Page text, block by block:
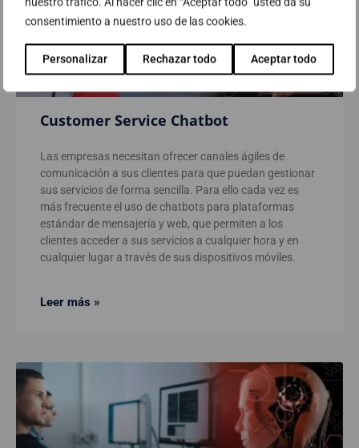
consentimiento a nuestro uso de las cookies.
Personalizar Rechazar todo Aceptar todo
Customer Service Chatbot
Las empresas necesitan ofrecer canales ágiles de
comunicación a sus clientes para que puedan gestionar
sus servicios de forma sencilla. Para ello cada vez es
más frecuente el uso de chatbots para plataformas
estándar de mensajería y web, que permiten a los
clientes acceder a sus servicios a cualquier hora y en
cualquier lugar a través de sus dispositivos móviles.
Leer más »